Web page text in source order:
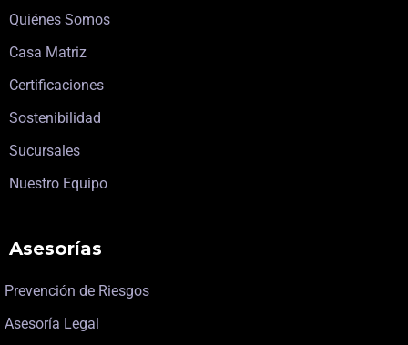
Quiénes Somos
Casa Matriz
Certificaciones
Sostenibilidad
Sucursales
Nuestro Equipo
Asesorías
Prevención de Riesgos
Asesoría Legal